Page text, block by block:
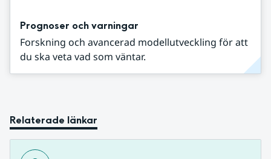
Prognoser och varningar
Forskning och avancerad modellutveckling för att
du ska veta vad som väntar.
Relaterade länkar